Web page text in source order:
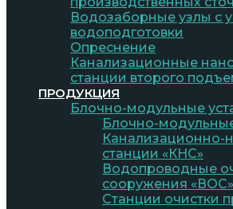
Водозаборные узлы с
водоподготовки
Опреснение
Канализационные
станции второго
ПРОДУКЦИЯ
Блочно-модульные
Блочно-
Канализационно-
станции «КНС»
Водопроводные
сооружения «ВОС»
Станции очистки